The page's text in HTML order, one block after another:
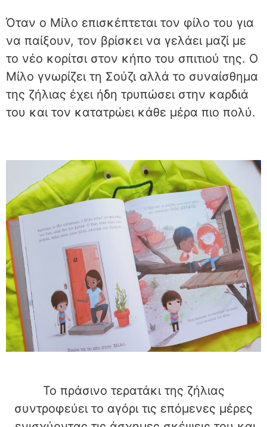
Όταν ο Μίλο επισκέπτεται τον φίλο του για
να παίξουν, τον βρίσκει να γελάει μαζί με
το νέο κορίτσι στον κήπο του σπιτιού της. Ο
Μίλο γνωρίζει τη Σούζι αλλά το συναίσθημα
της ζήλιας έχει ήδη τρυπώσει στην καρδιά
του και τον κατατρώει κάθε μέρα πιο πολύ.
Το πράσινο τερατάκι της ζήλιας
συντροφεύει το αγόρι τις επόμενες μέρες